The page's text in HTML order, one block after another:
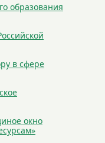
образования
в сфере
окно